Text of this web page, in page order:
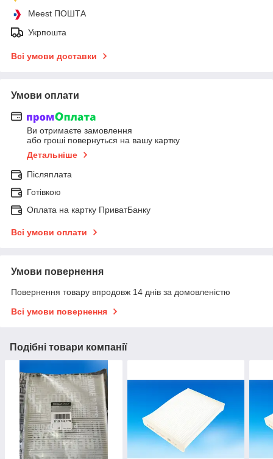
Meest ПОШТА
Укрпошта
Всі умови доставки
Умови оплати
Ви отримаєте замовлення
або гроші повернуться на вашу картку
Детальніше
Післяплата
Готівкою
Оплата на картку ПриватБанку
Всі умови оплати
Умови повернення
Повернення товару впродовж 14 днів за домовленістю
Всі умови повернення
Подібні товари компанії